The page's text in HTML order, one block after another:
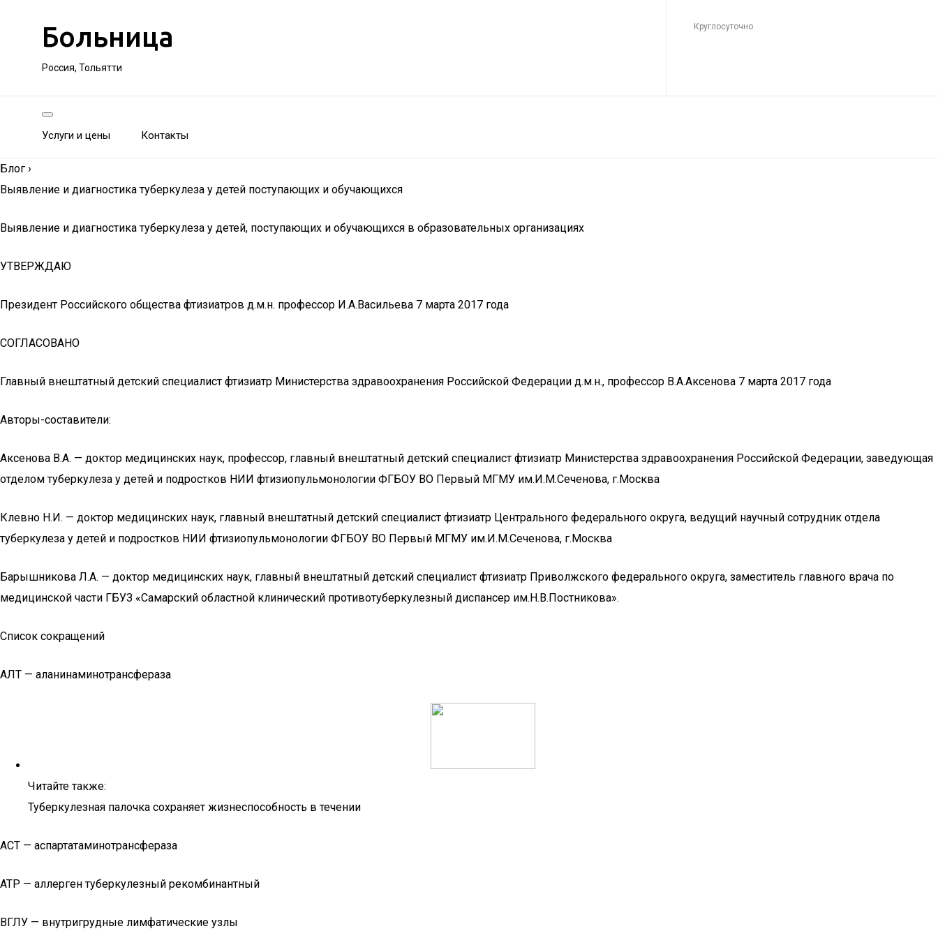
Больница
Россия, Тольятти
Круглосуточно
Услуги и цены Контакты
Блог ›
Выявление и диагностика туберкулеза у детей поступающих и обучающихся
Выявление и диагностика туберкулеза у детей, поступающих и обучающихся в образовательных организациях
УТВЕРЖДАЮ
Президент Российского общества фтизиатров д.м.н. профессор И.А.Васильева 7 марта 2017 года
СОГЛАСОВАНО
Главный внештатный детский специалист фтизиатр Министерства здравоохранения Российской Федерации д.м.н., профессор В.А.Аксенова 7 марта 2017 года
Авторы-составители:
Аксенова В.А. — доктор медицинских наук, профессор, главный внештатный детский специалист фтизиатр Министерства здравоохранения Российской Федерации, заведующая
отделом туберкулеза у детей и подростков НИИ фтизиопульмонологии ФГБОУ ВО Первый МГМУ им.И.М.Сеченова, г.Москва
Клевно Н.И. — доктор медицинских наук, главный внештатный детский специалист фтизиатр Центрального федерального округа, ведущий научный сотрудник отдела
туберкулеза у детей и подростков НИИ фтизиопульмонологии ФГБОУ ВО Первый МГМУ им.И.М.Сеченова, г.Москва
Барышникова Л.А. — доктор медицинских наук, главный внештатный детский специалист фтизиатр Приволжского федерального округа, заместитель главного врача по
медицинской части ГБУЗ «Самарский областной клинический противотуберкулезный диспансер им.Н.В.Постникова».
Список сокращений
АЛТ — аланинаминотрансфераза
Читайте также:
Туберкулезная палочка сохраняет жизнеспособность в течении
АСТ — аспартатаминотрансфераза
АТР — аллерген туберкулезный рекомбинантный
ВГЛУ — внутригрудные лимфатические узлы